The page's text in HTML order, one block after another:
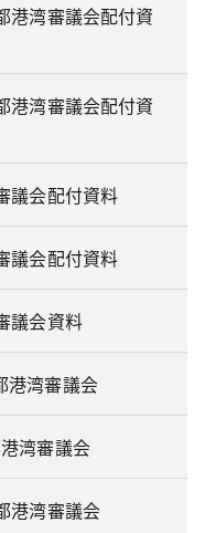
港湾審議会配付資
港湾審議会配付資
議会配付資料
議会配付資料
議会資料
港湾審議会
湾審議会
港湾審議会